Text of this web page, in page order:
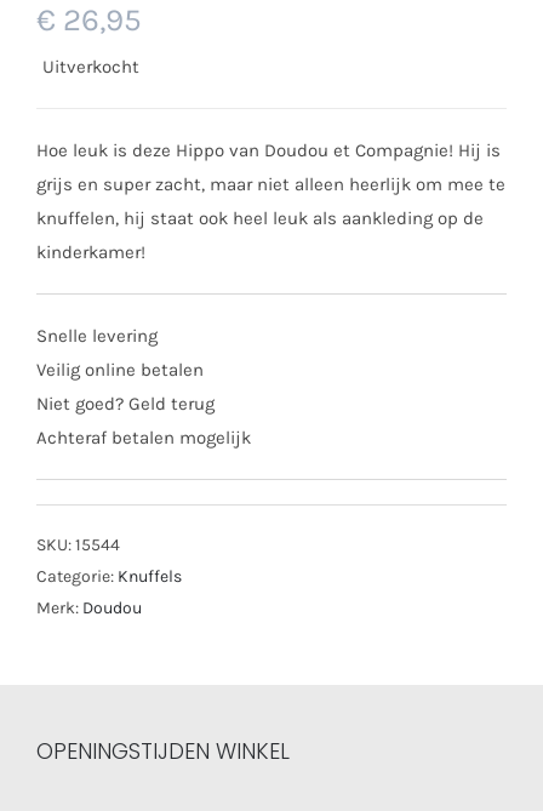
€ 26,95
Uitverkocht
Hoe leuk is deze Hippo van Doudou et Compagnie! Hij is
grijs en super zacht, maar niet alleen heerlijk om mee te
knuffelen, hij staat ook heel leuk als aankleding op de
kinderkamer!
Snelle levering
Veilig online betalen
Niet goed? Geld terug
Achteraf betalen mogelijk
SKU:15544
Categorie: Knuffels
Merk: Doudou
OPENINGSTIJDEN WINKEL